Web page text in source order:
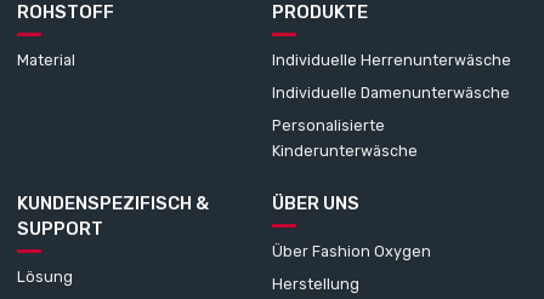
ROHSTOFF
Material
PRODUKTE
Individuelle Herrenunterwäsche
Individuelle Damenunterwäsche
Personalisierte
Kinderunterwäsche
KUNDENSPEZIFISCH &
SUPPORT
Lösung
ÜBER UNS
Über Fashion Oxygen
Herstellung